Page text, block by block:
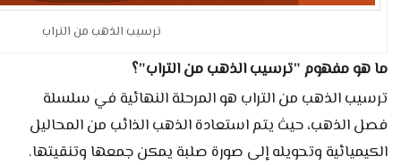
ترسيب الذهب من التراب
ما هو مفهوم "ترسيب الذهب من التراب"؟
ترسيب الذهب من التراب هو المرحلة النهائية في سلسلة
فصل الذهب، حيث يتم استعادة الذهب الذائب من المحاليل
الكيميائية وتحويله إلى صورة صلبة يمكن جمعها وتنقيتها.